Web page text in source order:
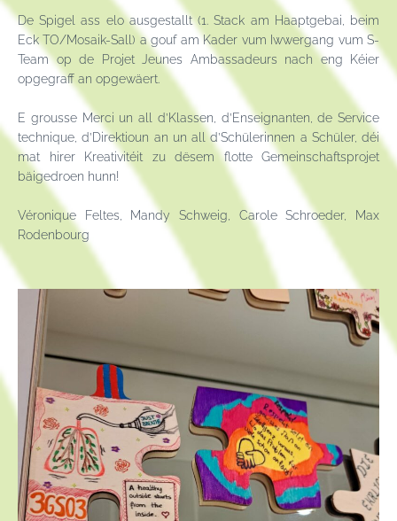
De Spigel ass elo ausgestallt (1. Stack am Haaptgebai, beim
Eck TO/Mosaik-Sall) a gouf am Kader vum Iwwergang vum S-
Team op de Projet Jeunes Ambassadeurs nach eng Kéier
opgegraff an opgewäert.
E grousse Merci un all d’Klassen, d’Enseignanten, de Service
technique, d’Direktioun an un all d’Schülerinnen a Schüler, déi
mat hirer Kreativitéit zu dësem flotte Gemeinschaftsprojet
bäigedroen hunn!
Véronique Feltes, Mandy Schweig, Carole Schroeder, Max
Rodenbourg